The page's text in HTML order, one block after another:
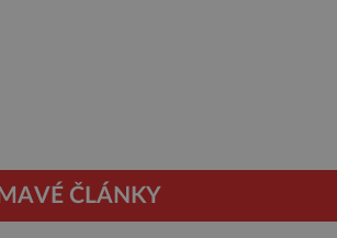
ČLÁNKY